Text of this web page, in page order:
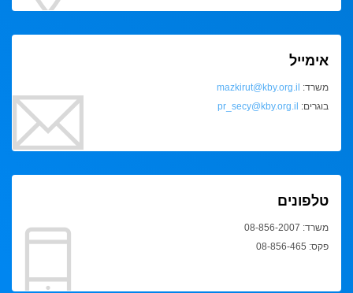
אימייל
משרד: mazkirut@kby.org.il
בוגרים: pr_secy@kby.org.il
טלפונים
משרד: 08-856-2007
פקס: 08-856-465